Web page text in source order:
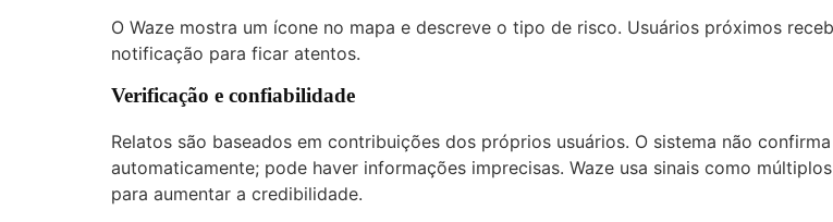
O Waze mostra um ícone no mapa e descreve o tipo de risco. Usuários próximos
notificação para ficar atentos.
Verificação e confiabilidade
Relatos são baseados em contribuições dos próprios usuários. O sistema não
automaticamente; pode haver informações imprecisas. Waze usa sinais como
para aumentar a credibilidade.